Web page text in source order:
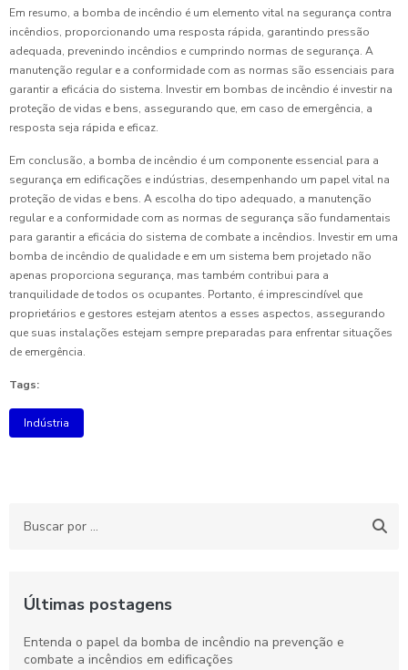
Em resumo, a bomba de incêndio é um elemento vital na segurança contra
incêndios, proporcionando uma resposta rápida, garantindo pressão
adequada, prevenindo incêndios e cumprindo normas de segurança. A
manutenção regular e a conformidade com as normas são essenciais para
garantir a eficácia do sistema. Investir em bombas de incêndio é investir na
proteção de vidas e bens, assegurando que, em caso de emergência, a
resposta seja rápida e eficaz.
Em conclusão, a bomba de incêndio é um componente essencial para a
segurança em edificações e indústrias, desempenhando um papel vital na
proteção de vidas e bens. A escolha do tipo adequado, a manutenção
regular e a conformidade com as normas de segurança são fundamentais
para garantir a eficácia do sistema de combate a incêndios. Investir em uma
bomba de incêndio de qualidade e em um sistema bem projetado não
apenas proporciona segurança, mas também contribui para a
tranquilidade de todos os ocupantes. Portanto, é imprescindível que
proprietários e gestores estejam atentos a esses aspectos, assegurando
que suas instalações estejam sempre preparadas para enfrentar situações
de emergência.
Tags:
Indústria
Últimas postagens
Entenda o papel da bomba de incêndio na prevenção e
combate a incêndios em edificações